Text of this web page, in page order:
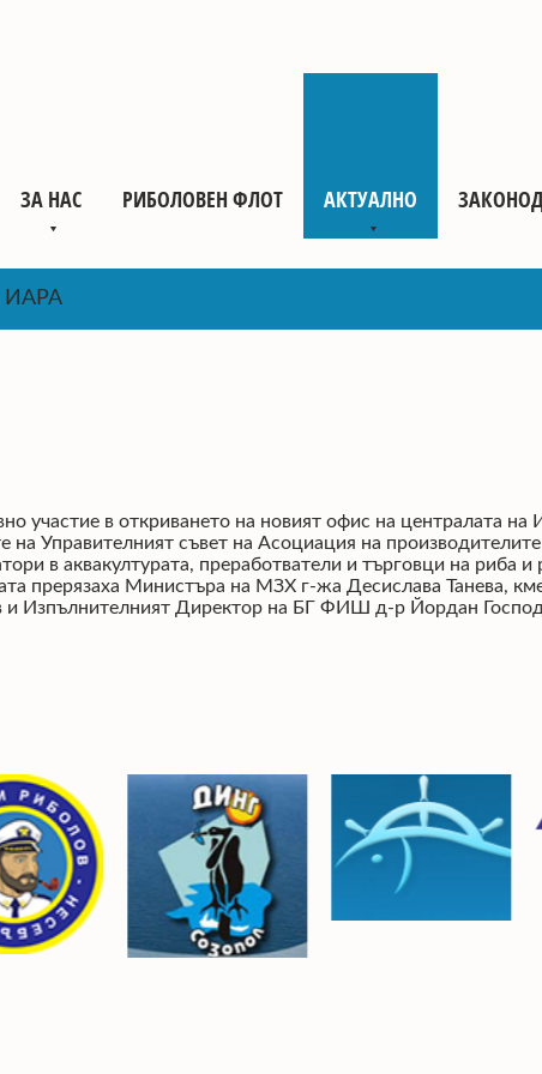
ЗА НАС РИБОЛОВЕН ФЛОТ АКТУАЛНО
ИАРА
в откриването на новият офис на централата на
на Управителният съвет на Асоциация на
в аквакултурата, преработватели и търговци на риба и
прерязаха Министъра на МЗХ г-жа Десислава Танева,
Изпълнителният Директор на БГ ФИШ д-р Йордан